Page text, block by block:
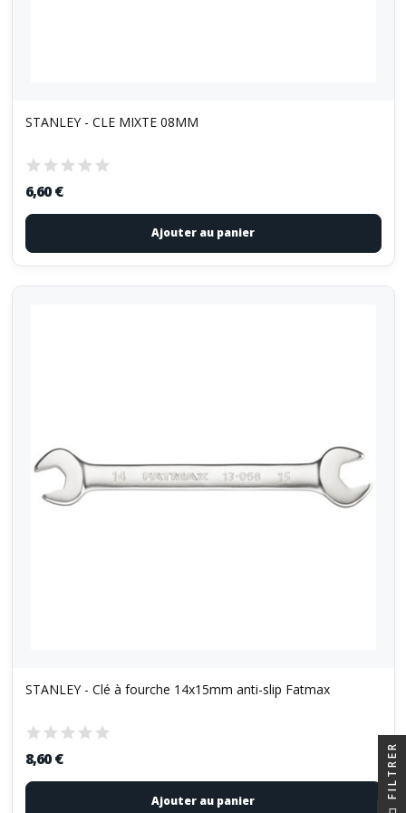
STANLEY - CLE MIXTE 08MM
6,60 €
Ajouter au panier
STANLEY - Clé à fourche 14x15mm anti-slip Fatmax
8,60 €
Ajouter au panier
FILTRER